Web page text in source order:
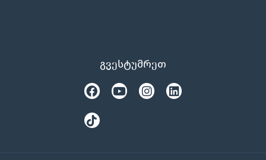
გვესტუმრეთ
FacebookYoutubeInstagramLinkedin
Tiktok